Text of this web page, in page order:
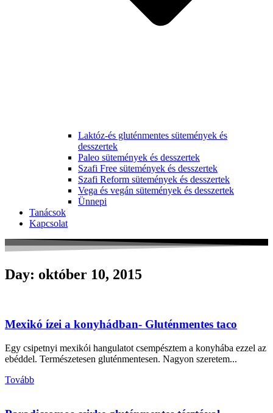
Laktóz-és gluténmentes sütemények és
desszertek
Paleo sütemények és desszertek
Szafi Free sütemények és desszertek
Szafi Reform sütemények és desszertek
Vega és vegán sütemények és desszertek
Ünnepi
Tanácsok
Kapcsolat
Day: október 10, 2015
Mexikó ízei a konyhádban- Gluténmentes taco
Egy csipetnyi mexikói hangulatot csempésztem a konyhába ezzel az
ebéddel. Természetesen gluténmentesen. Nagyon szeretem...
Tovább